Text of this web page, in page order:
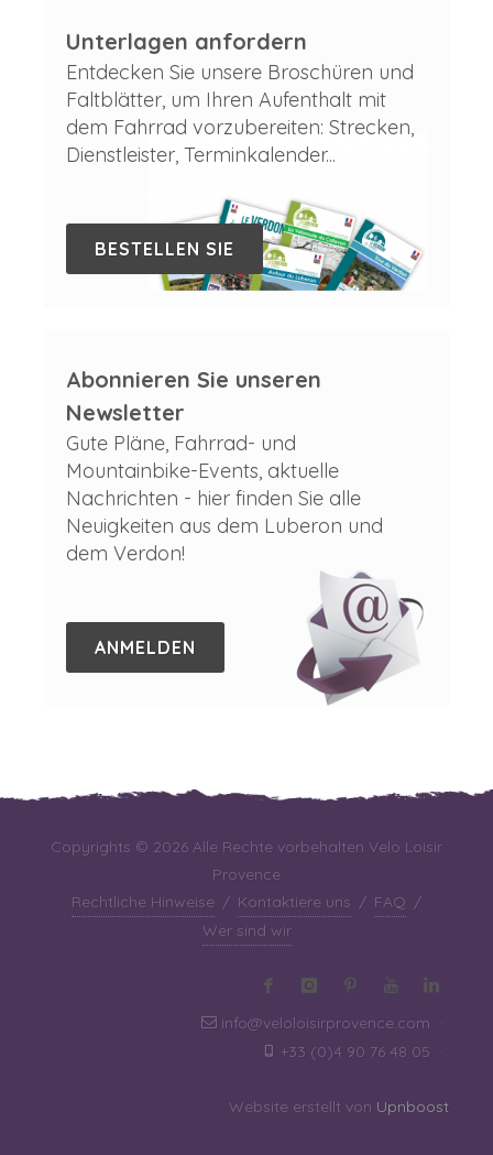
Unterlagen anfordern
Entdecken Sie unsere Broschüren und
Faltblätter, um Ihren Aufenthalt mit
dem Fahrrad vorzubereiten: Strecken,
Dienstleister, Terminkalender...
BESTELLEN SIE
Abonnieren Sie unseren
Newsletter
Gute Pläne, Fahrrad- und
Mountainbike-Events, aktuelle
Nachrichten - hier finden Sie alle
Neuigkeiten aus dem Luberon und
dem Verdon!
ANMELDEN
Copyrights © 2026 Alle Rechte vorbehalten Velo Loisir
Provence
Rechtliche Hinweise / Kontaktiere uns / FAQ /
Wer sind wir
info@veloloisirprovence.com
·
+33 (0)4 90 76 48 05
·
Website erstellt von Upnboost